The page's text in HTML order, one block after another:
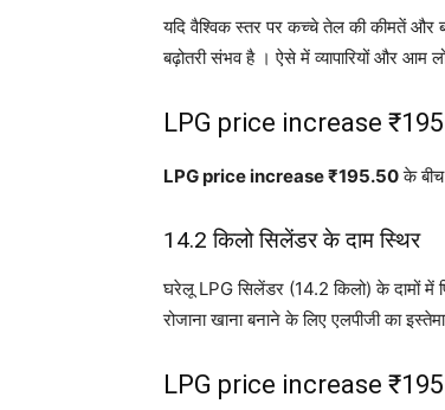
यदि वैश्विक स्तर पर कच्चे तेल की कीमतें और
बढ़ोतरी संभव है । ऐसे में व्यापारियों और आम
LPG price increase
LPG price increase ₹195.50के
14.2 किलो सिलेंडर के दाम स्थिर
घरेलू LPG सिलेंडर (14.2 किलो) के दामों में
रोजाना खाना बनाने के लिए एलपीजी का
LPG price increase